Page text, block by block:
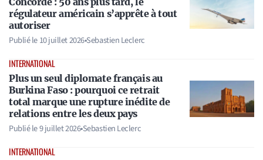
régulateur américain s’apprête à tout
autoriser
Publié le10 juillet 2026•Sebastien Leclerc
INTERNATIONAL
Plus un seul diplomate français au
Burkina Faso : pourquoi ce retrait
total marque une rupture inédite de
relations entre les deux pays
Publié le9 juillet 2026•Sebastien Leclerc
INTERNATIONAL